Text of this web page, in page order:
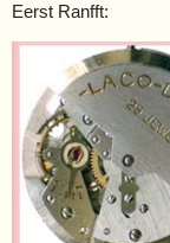
Eerst Ranfft: